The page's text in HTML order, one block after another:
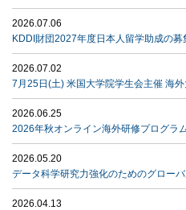
2026.07.06
KDDI財団2027年度日本人留学助成の募
2026.07.02
7月25日(土) 米国大学院学生会主催 海
2026.06.25
2026年秋オンライン海外研修プログラ
2026.05.20
データ科学研究力強化のためのグロー
2026.04.13